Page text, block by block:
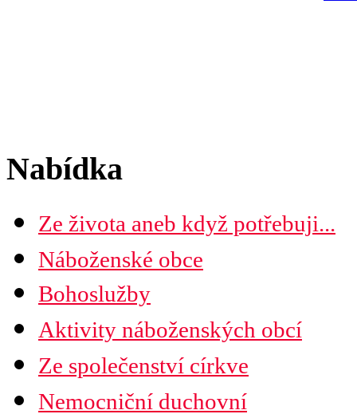
Nabídka
Ze života aneb když potřebuji...
Náboženské obce
Mapa diecéze
Bohoslužby
Aktivity náboženských obcí
Ze společenství církve
Nemocniční duchovní